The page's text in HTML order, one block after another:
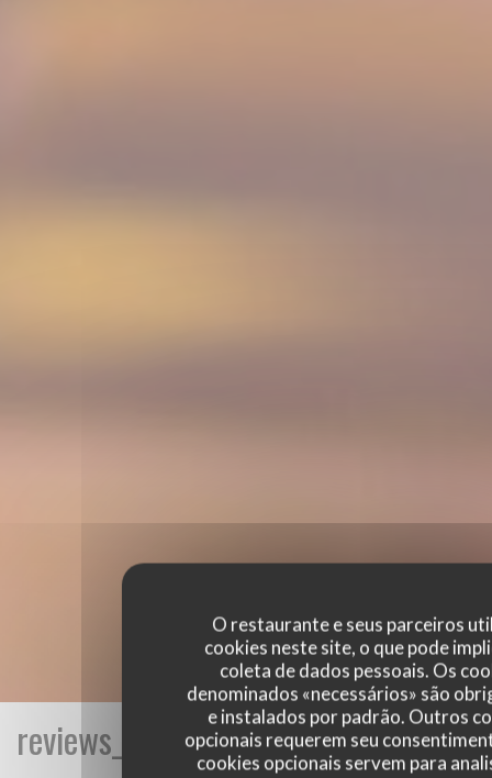
O restaurante e seus parceiros
cookies neste site, o que pode
coleta de dados pessoais. Os
denominados «necessários» são
e instalados por padrão. Outros
opcionais requerem seu
cookies opcionais servem para